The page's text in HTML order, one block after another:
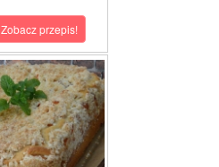
Zobacz przepis!